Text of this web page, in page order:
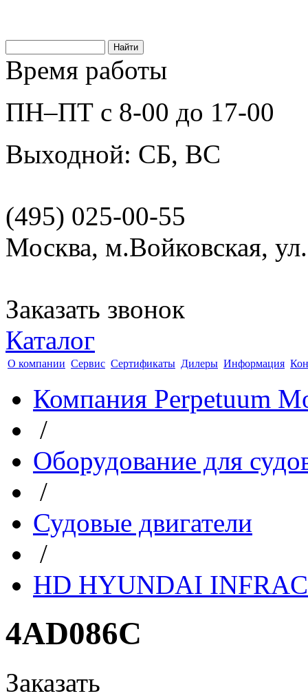
Время работы
ПН–ПТ с 8-00 до 17-00
Выходной: СБ, ВС
(495) 025-00-55
Москва, м.Войковская,
Заказать звонок
Каталог
О компании Сервис Сертификаты Дилеры Информация
Компания Perpetuum
/
Оборудование для
/
Судовые двигатели
/
HD HYUNDAI
4AD086C
Заказать